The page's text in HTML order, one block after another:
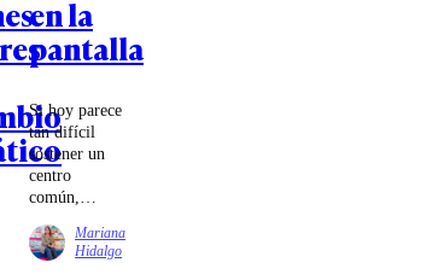
en la
pantalla
Si hoy parece
tan difícil
sostener un
centro
común,
de la tarea
sea volver a
Mariana
Hidalgo